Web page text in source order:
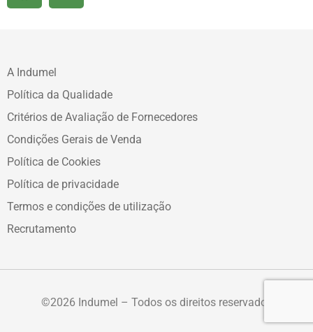
A Indumel
Política da Qualidade
Critérios de Avaliação de Fornecedores
Condições Gerais de Venda
Política de Cookies
Política de privacidade
Termos e condições de utilização
Recrutamento
©2026 Indumel – Todos os direitos reservados